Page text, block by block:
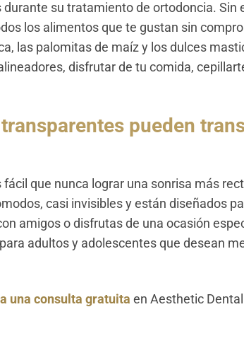
su tratamiento de ortodoncia. Sin
los alimentos que te gustan sin
las palomitas de maíz y los dulces
disfrutar de tu comida,
pueden
que nunca lograr una sonrisa más
casi invisibles y están diseñados
amigos o disfrutas de una ocasión
adultos y adolescentes que desean
una consulta gratuita en Aesthetic